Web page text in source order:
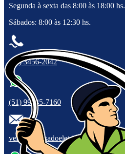
Segunda à sexta das 8:00 às 18:00 hs.
Sábados: 8:00 às 12:30 hs.
(51) 3456-2042
(51) 99945-7160
vendas@casadoeletricistars.com.br